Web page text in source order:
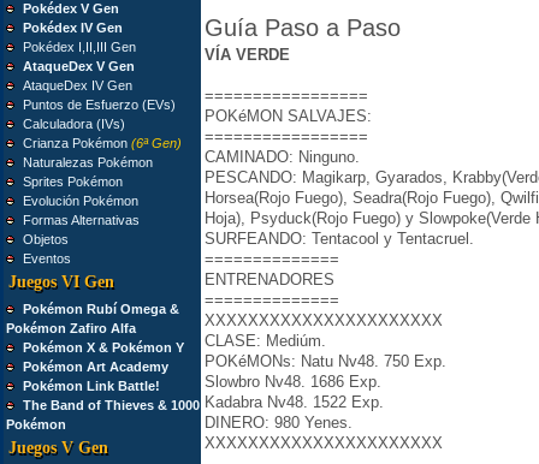
Pokédex V Gen
Pokédex IV Gen
Pokédex I,II,III Gen
AtaqueDex V Gen
AtaqueDex IV Gen
Puntos de Esfuerzo (EVs)
Calculadora (IVs)
Crianza Pokémon (6ª Gen)
Naturalezas Pokémon
Sprites Pokémon
Evolución Pokémon
Formas Alternativas
Objetos
Eventos
Juegos VI Gen
Pokémon Rubí Omega &
Pokémon Zafiro Alfa
Pokémon X & Pokémon Y
Pokémon Art Academy
Pokémon Link Battle!
The Band of Thieves & 1000
Pokémon
Juegos V Gen
Guía Paso a Paso
VÍA VERDE
=================
POKéMON SALVAJES:
=================
CAMINADO: Ninguno.
PESCANDO: Magikarp, Gyarados,
Horsea(Rojo Fuego), Seadra(Rojo Fuego),
Hoja), Psyduck(Rojo Fuego) y Slowpoke(Verde
SURFEANDO: Tentacool y Tentacruel.
==============
ENTRENADORES
==============
XXXXXXXXXXXXXXXXXXXXXX
CLASE: Mediúm.
POKéMONs: Natu Nv48. 750 Exp.
Slowbro Nv48. 1686 Exp.
Kadabra Nv48. 1522 Exp.
DINERO: 980 Yenes.
XXXXXXXXXXXXXXXXXXXXXX